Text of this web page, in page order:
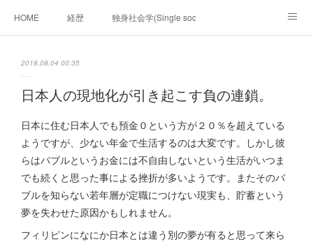
HOME 経歴 独身社会学(Single sociology)と高齢化社会学
移動出来て、工場で作る建物。未来２１００研究所
「心神の夢想２０２０」 フィリピンマンションは買うべきでは無い理由は全
海外生活の掟
フィリピンの問題点 フィリピンの歴史
フィリピン経済談義
2018.08.04 00:35
日本人の現地化が引き起こす負の連鎖。
日本に住む日本人でも預金０という方が２０％を超えている
ようですが、少ない年金で生活するのは大変です。しかし彼
らはバブルというお金には不自由しないという生活がいつま
でも続くと思った事による挫折が多いようです。またそのバ
ブルを知らない若年層が定職につけない現実も、貯蓄という
夢を失わせた原因かもしれません。
フィリピンになにか日本とは違う別の夢が有ると思って来ら